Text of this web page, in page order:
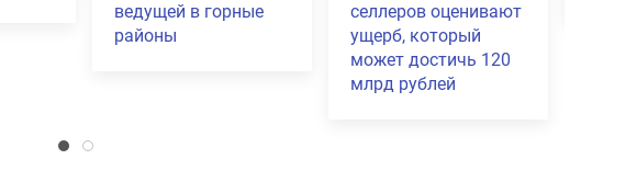
нового урожайного
сезона
рек для снижения
риска подтоплений